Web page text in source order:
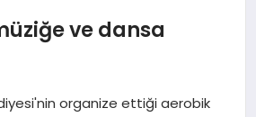
ve dansa
organize ettiği aerobik